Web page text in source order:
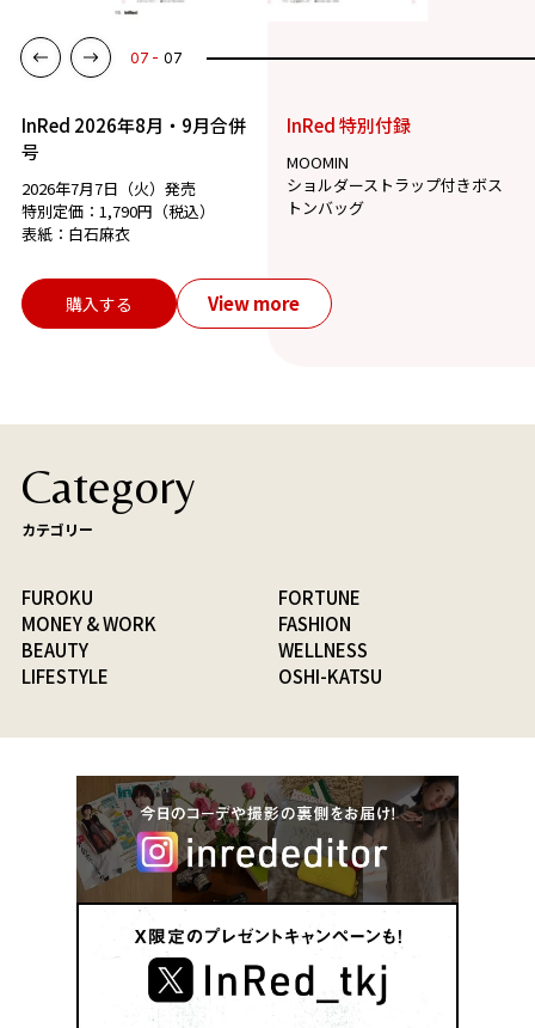
07 07
InRed 2026年8月・9月合併
号
2026年7月7日（火）発売
特別定価：1,790円（税込）
表紙：白石麻衣
InRed 特別付録
MOOMIN
ショルダーストラップ付きボス
トンバッグ
購入する View more
Category
カテゴリー
FUROKU
FORTUNE
MONEY & WORK
FASHION
BEAUTY
WELLNESS
LIFESTYLE
OSHI-KATSU